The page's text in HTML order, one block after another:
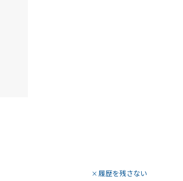
履歴を残さない